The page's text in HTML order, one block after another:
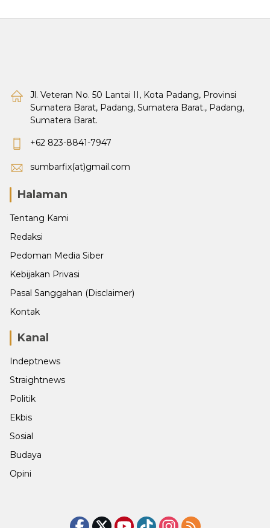
Jl. Veteran No. 50 Lantai II, Kota Padang, Provinsi
Sumatera Barat, Padang, Sumatera Barat., Padang,
Sumatera Barat.
+62 823-8841-7947
sumbarfix(at)gmail.com
Halaman
Tentang Kami
Redaksi
Pedoman Media Siber
Kebijakan Privasi
Pasal Sanggahan (Disclaimer)
Kontak
Kanal
Indeptnews
Straightnews
Politik
Ekbis
Sosial
Budaya
Opini